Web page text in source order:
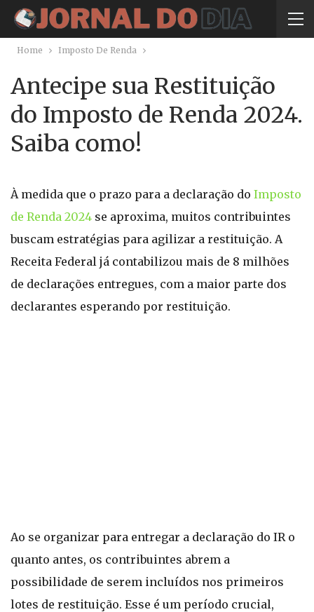
Home Imposto De Renda
Antecipe sua Restituição
do Imposto de Renda 2024.
Saiba como!
À medida que o prazo para a declaração do Imposto
de Renda 2024 se aproxima, muitos contribuintes
buscam estratégias para agilizar a restituição. A
Receita Federal já contabilizou mais de 8 milhões
de declarações entregues, com a maior parte dos
declarantes esperando por restituição.
Ao se organizar para entregar a declaração do IR o
quanto antes, os contribuintes abrem a
possibilidade de serem incluídos nos primeiros
lotes de restituição. Esse é um período crucial,